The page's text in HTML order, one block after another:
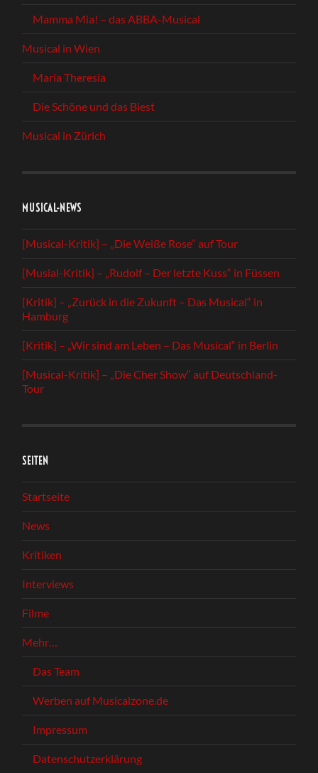
Mamma Mia! – das ABBA-Musical
Musical in Wien
Maria Theresia
Die Schöne und das Biest
Musical in Zürich
MUSICAL-NEWS
[Musical-Kritik] – „Die Weiße Rose“ auf Tour
[Musial-Kritik] – „Rudolf – Der letzte Kuss“ in Füssen
[Kritik] – „Zurück in die Zukunft – Das Musical“ in
Hamburg
[Kritik] – „Wir sind am Leben – Das Musical“ in Berlin
[Musical-Kritik] – „Die Cher Show“ auf Deutschland-
Tour
SEITEN
Startseite
News
Kritiken
Interviews
Filme
Mehr…
Das Team
Werben auf Musicalzone.de
Impressum
Datenschutzerklärung